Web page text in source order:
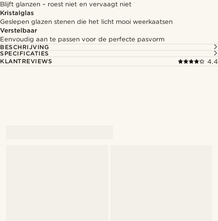
Blijft glanzen – roest niet en vervaagt niet
Kristalglas
Geslepen glazen stenen die het licht mooi weerkaatsen
Verstelbaar
Eenvoudig aan te passen voor de perfecte pasvorm
BESCHRIJVING
SPECIFICATIES
KLANTREVIEWS
4.4